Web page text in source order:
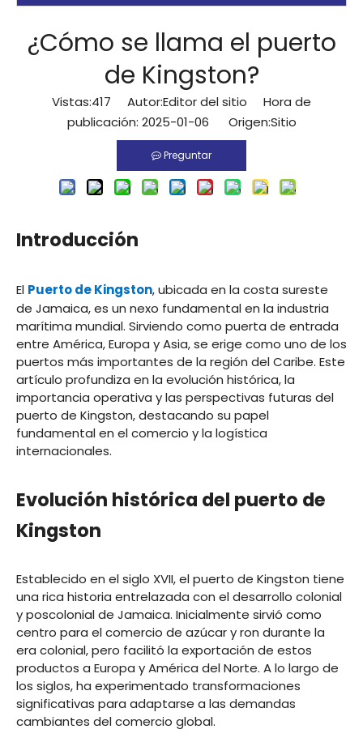
¿Cómo se llama el puerto
de Kingston?
Vistas:417 Autor:Editor del sitio Hora de
publicación: 2025-01-06 Origen:Sitio
Preguntar
Introducción
El Puerto de Kingston, ubicada en la costa sureste
de Jamaica, es un nexo fundamental en la industria
marítima mundial. Sirviendo como puerta de entrada
entre América, Europa y Asia, se erige como uno de los
puertos más importantes de la región del Caribe. Este
artículo profundiza en la evolución histórica, la
importancia operativa y las perspectivas futuras del
puerto de Kingston, destacando su papel
fundamental en el comercio y la logística
internacionales.
Evolución histórica del puerto de
Kingston
Establecido en el siglo XVII, el puerto de Kingston tiene
una rica historia entrelazada con el desarrollo colonial
y poscolonial de Jamaica. Inicialmente sirvió como
centro para el comercio de azúcar y ron durante la
era colonial, pero facilitó la exportación de estos
productos a Europa y América del Norte. A lo largo de
los siglos, ha experimentado transformaciones
significativas para adaptarse a las demandas
cambiantes del comercio global.